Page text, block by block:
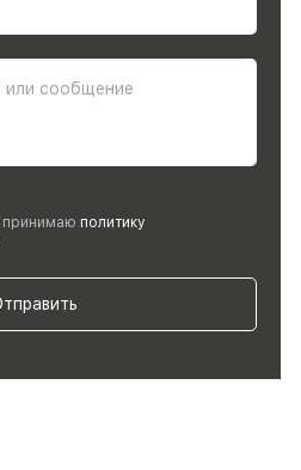
или сообщение
принимаю политику